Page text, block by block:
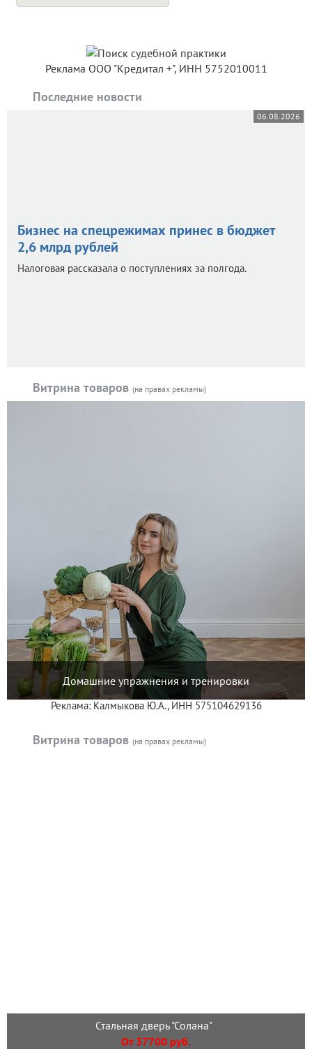
Реклама ООО "Кредитал +", ИНН 5752010011
Последние новости
06.08.2026
Бизнес на спецрежимах принес в бюджет
2,6 млрд рублей
Налоговая рассказала о поступлениях за полгода.
Витрина товаров (на правах рекламы)
Домашние упражнения и тренировки
Реклама: Калмыкова Ю.А., ИНН 575104629136
Витрина товаров (на правах рекламы)
Стальная дверь "Солана"
От 37700 руб.